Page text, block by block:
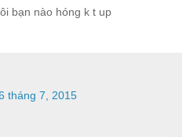
bạn nào hóng k t up
tháng 7, 2015